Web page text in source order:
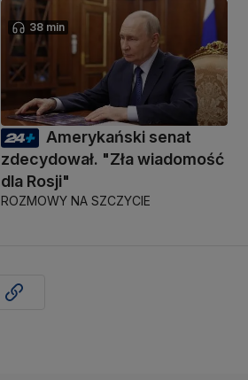
38 min
Amerykański senat
zdecydował. "Zła wiadomość
dla Rosji"
ROZMOWY NA SZCZYCIE